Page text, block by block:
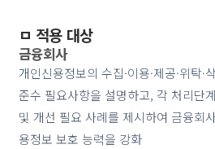
ㅁ 적용 대상
금융회사
개인신용정보의 수집·이용·제공·위탁
준수 필요사항을 설명하고, 각 처리단
및 개선 필요 사례를 제시하여 금융회
용정보 보호 능력을 강화